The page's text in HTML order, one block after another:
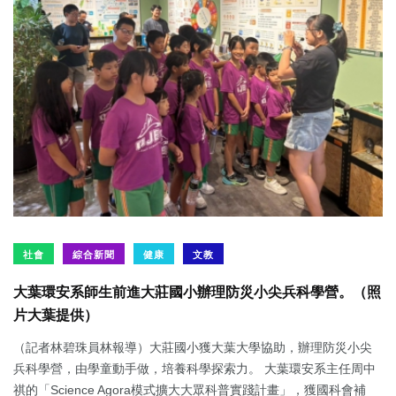
社會 綜合新聞 健康 文教
大葉環安系師生前進大莊國小辦理防災小尖兵科學營。（照
片大葉提供）
（記者林碧珠員林報導）大莊國小獲大葉大學協助，辦理防災小尖
兵科學營，由學童動手做，培養科學探索力。 大葉環安系主任周中
祺的「Science Agora模式擴大大眾科普實踐計畫」，獲國科會補